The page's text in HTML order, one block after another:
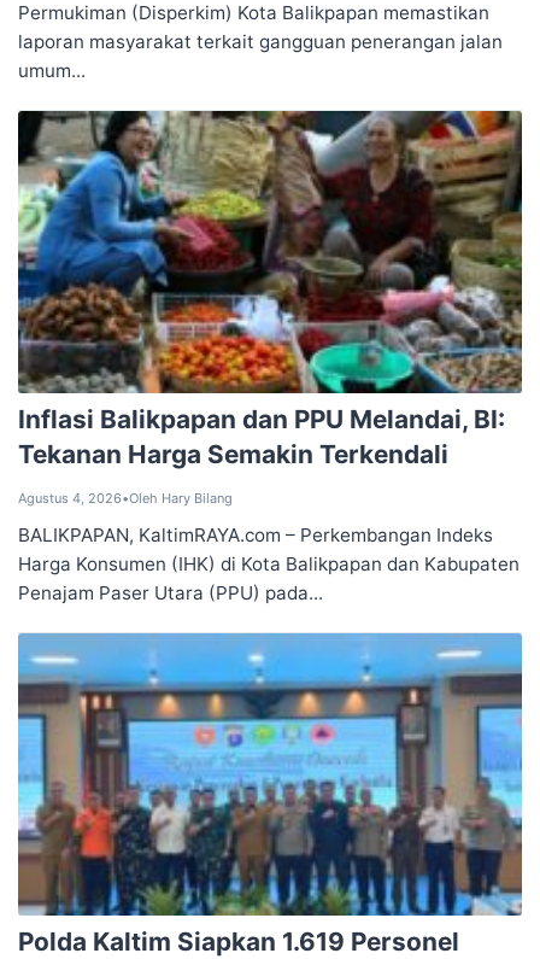
Permukiman (Disperkim) Kota Balikpapan memastikan
laporan masyarakat terkait gangguan penerangan jalan
umum...
Inflasi Balikpapan dan PPU Melandai, BI:
Tekanan Harga Semakin Terkendali
Agustus 4, 2026•Oleh Hary Bilang
BALIKPAPAN, KaltimRAYA.com – Perkembangan Indeks
Harga Konsumen (IHK) di Kota Balikpapan dan Kabupaten
Penajam Paser Utara (PPU) pada...
Polda Kaltim Siapkan 1.619 Personel